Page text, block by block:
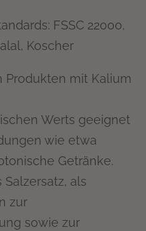
FSSC 22000,
Koscher
Produkten mit Kalium
Werts geeignet
wie etwa
Getränke.
als
zur
sowie zur